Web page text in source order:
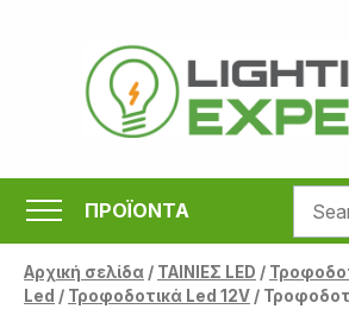
περιεχόμενο
ΠΡΟΪΟΝΤΑ
Αρχική σελίδα/ ΤΑΙΝΙΕΣ LED /
Led / Τροφοδοτικά Led 12V/